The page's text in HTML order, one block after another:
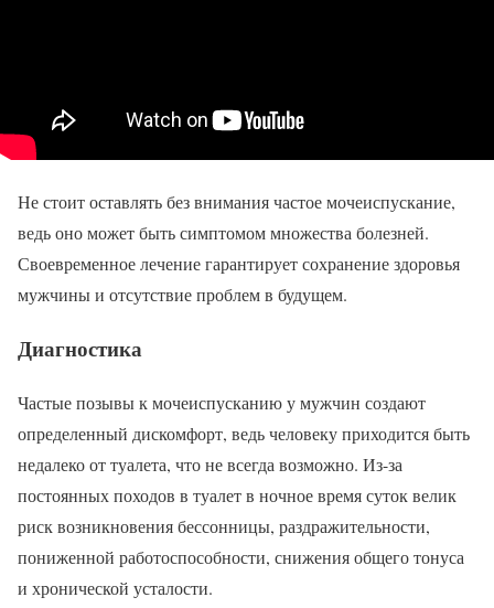
Не стоит оставлять без внимания частое мочеиспускание,
ведь оно может быть симптомом множества болезней.
Своевременное лечение гарантирует сохранение здоровья
мужчины и отсутствие проблем в будущем.
Диагностика
Частые позывы к мочеиспусканию у мужчин создают
определенный дискомфорт, ведь человеку приходится быть
недалеко от туалета, что не всегда возможно. Из-за
постоянных походов в туалет в ночное время суток велик
риск возникновения бессонницы, раздражительности,
пониженной работоспособности, снижения общего тонуса
и хронической усталости.